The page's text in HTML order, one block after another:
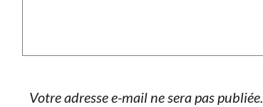
Votre adresse e-mail ne sera pas publiée.